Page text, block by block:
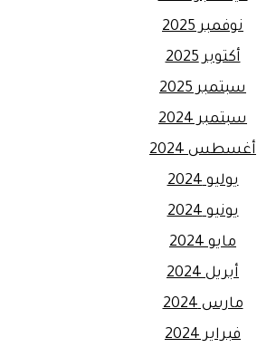
نوفمبر 2025
أكتوبر 2025
سبتمبر 2025
سبتمبر 2024
أغسطس 2024
يوليو 2024
يونيو 2024
مايو 2024
أبريل 2024
مارس 2024
فبراير 2024